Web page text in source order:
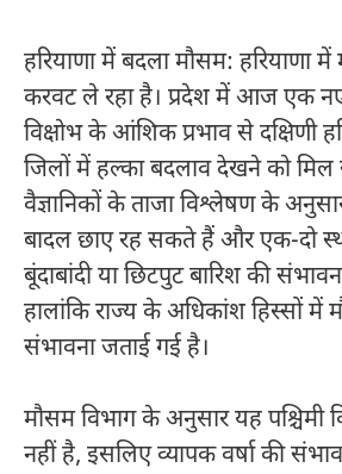
हरियाणा में बदला मौसम: हरियाणा
करवट ले रहा है। प्रदेश में आज एक नए
विक्षोभ के आंशिक प्रभाव से दक्षिणी
जिलों में हल्का बदलाव देखने को
वैज्ञानिकों के ताजा विश्लेषण के
बादल छाए रह सकते हैं और एक-दो
बूंदाबांदी या छिटपुट बारिश की
हालांकि राज्य के अधिकांश हिस्सों में
संभावना जताई गई है।
मौसम विभाग के अनुसार यह पश्चिमी
नहीं है, इसलिए व्यापक वर्षा की